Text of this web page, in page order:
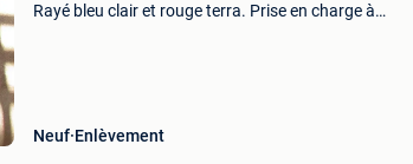
Rayé bleu clair et rouge terra. Prise en charge à
Neuf Enlèvement